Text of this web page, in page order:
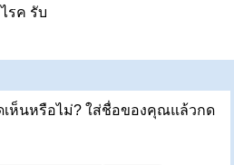
รค รับ
ห็นหรือไม่? ใส่ชื่อของคุณแล้วกด